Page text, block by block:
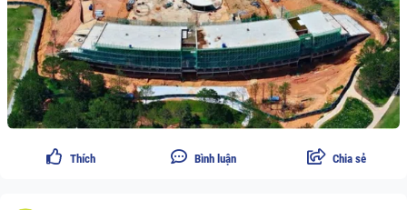
Thích Bình luận Chia sẻ